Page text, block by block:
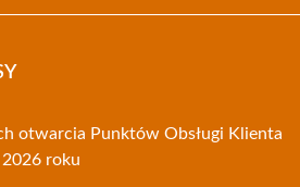
otwarcia Punktów Obsługi Klienta
roku